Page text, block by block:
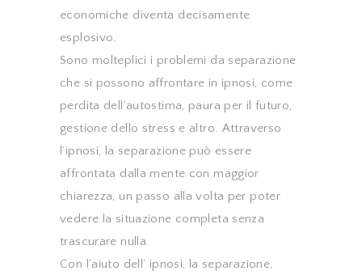
economiche diventa decisamente
esplosivo.
Sono molteplici i problemi da separazione
che si possono affrontare in ipnosi, come
perdita dell’autostima, paura per il futuro,
gestione dello stress e altro. Attraverso
l’ipnosi, la separazione può essere
affrontata dalla mente con maggior
chiarezza, un passo alla volta per poter
vedere la situazione completa senza
trascurare nulla.
Con l’aiuto dell’ ipnosi, la separazione,